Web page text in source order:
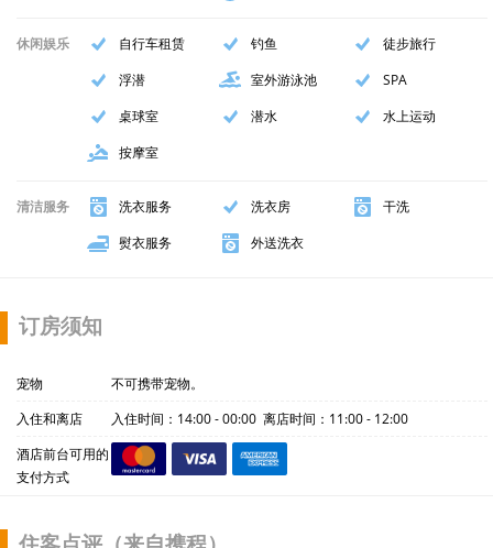
休闲娱乐 自行车租赁 钓鱼
徒步旅行
浮潜
室外游泳池
SPA
桌球室
潜水
水上运动
按摩室
清洁服务 洗衣服务 洗衣房
干洗
熨衣服务
外送洗衣
订房须知
宠物
不可携带宠物。
入住和离店
入住时间：14:00 - 00:00 离店时间：11:00 - 12:00
酒店前台可用的
支付方式